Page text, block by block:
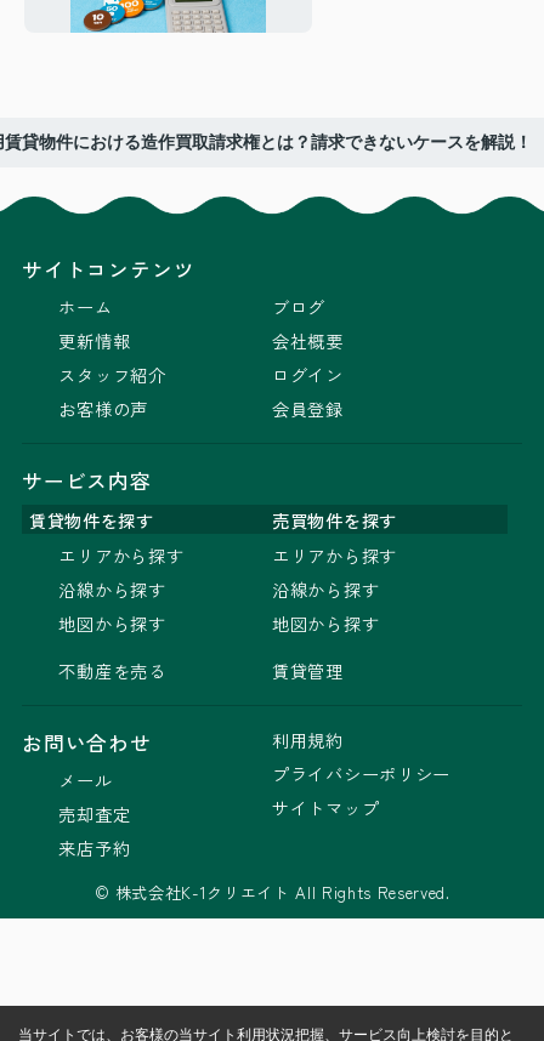
賃貸物件における造作買取請求権とは？請求できないケースを解説！
サイトコンテンツ
ホーム
更新情報
スタッフ紹介
お客様の声
ブログ
会社概要
ログイン
会員登録
サービス内容
賃貸物件を探す
売買物件を探す
エリアから探す
沿線から探す
地図から探す
不動産を売る
エリアから探す
沿線から探す
地図から探す
賃貸管理
お問い合わせ
メール
売却査定
来店予約
利用規約
プライバシーポリシー
サイトマップ
© 株式会社K-1クリエイト All Rights Reserved.
当サイトでは、お客様の当サイト利用状況把握、サービス向上検討を目的と